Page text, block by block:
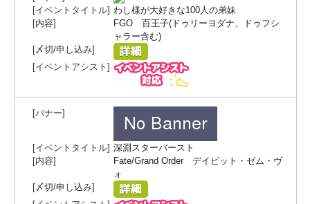
わし様が大好きな100人の弟妹
FGO 百王子(ドゥリーヨダナ、ドゥフシ
ャラー含む)
深淵スターバースト
Fate/Grand Order デイビット・ゼム・ヴ
ォ